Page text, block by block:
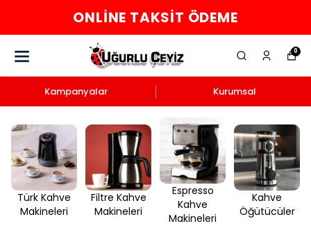
ONLINE TAKSIT ÖDEME
0
Kampanyalar Kurumsal
Türk Kahve
Makineleri
Filtre Kahve
Makineleri
Espresso
Kahve
Makineleri
Kahve
Öğütücüler